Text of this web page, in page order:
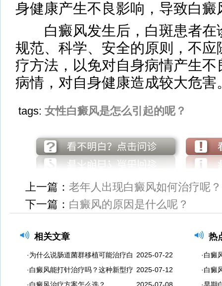
身健康产生不良影响，导致白癜
白癜风发生后，白斑患者在
规范、科学、安全的原则，不
疗方法，以免对自身病情产生
病情，对自身健康造成较大危害
tags:女性白癜风是怎么引起的呢？
上一篇： 老年人出现白癜风如何治疗呢？
下一篇： 白癜风的原因是什么呢？
相关文章
·为什么说肠道菌群移植可能治疗白 2025-07-22
·白癜风能打针治疗吗？这种新型疗 2025-07-12
·白癜风治疗方案怎么选？
2025-07-08
热
·白癜
·白癜
·早期